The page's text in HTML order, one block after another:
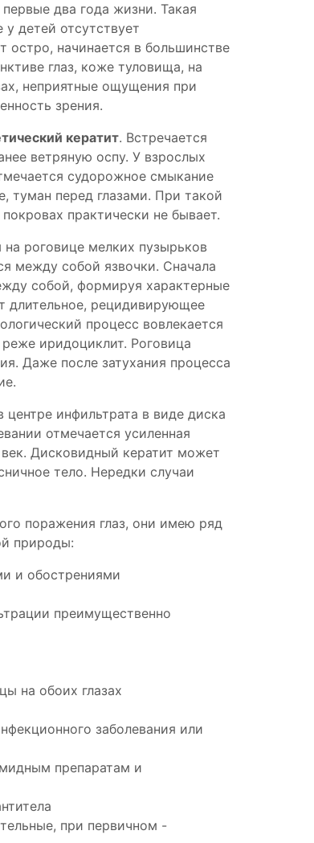
два года жизни. Такая
детей отсутствует
остро, начинается в большинстве
глаз, коже туловища, на
неприятные ощущения при
зрения.
кератит. Встречается
ветряную оспу. У взрослых
судорожное смыкание
туман перед глазами. При такой
практически не бывает.
на роговице мелких пузырьков
между собой язвочки. Сначала
собой, формируя характерные
длительное, рецидивирующее
процесс вовлекается
реже иридоциклит. Роговица
Даже после затухания процесса
инфильтрата в виде диска
отмечается усиленная
Дисковидный кератит может
тело. Нередки случаи
поражения глаз, они имею ряд
природы:
и обострениями
преимущественно
на обоих глазах
заболевания или
препаратам и
при первичном -